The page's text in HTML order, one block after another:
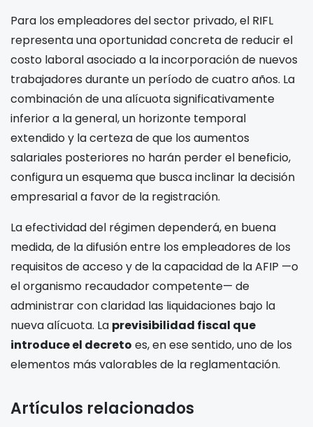
Para los empleadores del sector privado, el RIFL
representa una oportunidad concreta de reducir el
costo laboral asociado a la incorporación de nuevos
trabajadores durante un período de cuatro años. La
combinación de una alícuota significativamente
inferior a la general, un horizonte temporal
extendido y la certeza de que los aumentos
salariales posteriores no harán perder el beneficio,
configura un esquema que busca inclinar la decisión
empresarial a favor de la registración.
La efectividad del régimen dependerá, en buena
medida, de la difusión entre los empleadores de los
requisitos de acceso y de la capacidad de la AFIP —o
el organismo recaudador competente— de
administrar con claridad las liquidaciones bajo la
nueva alícuota. La previsibilidad fiscal que
introduce el decreto es, en ese sentido, uno de los
elementos más valorables de la reglamentación.
Artículos relacionados